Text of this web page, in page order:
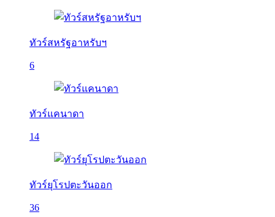
ทัวร์สหรัฐอาหรับฯ
6
ทัวร์แคนาดา
14
ทัวร์ยุโรปตะวันออก
36